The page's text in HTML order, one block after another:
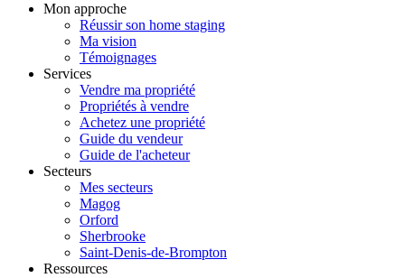
Mon approche
Réussir son home staging
Ma vision
Témoignages
Services
Vendre ma propriété
Propriétés à vendre
Achetez une propriété
Guide du vendeur
Guide de l'acheteur
Secteurs
Mes secteurs
Magog
Orford
Sherbrooke
Saint-Denis-de-Brompton
Ressources